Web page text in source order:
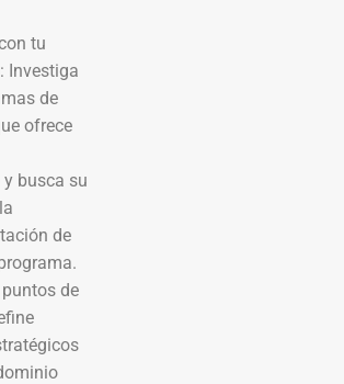
tu
Investiga
de
ofrece
busca su
de
de